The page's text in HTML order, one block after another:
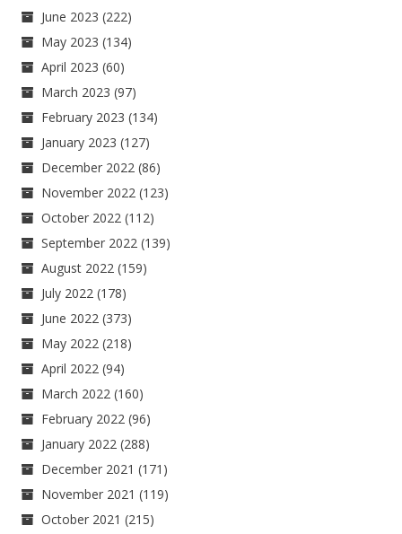
June 2023 (222)
May 2023 (134)
April 2023 (60)
March 2023 (97)
February 2023 (134)
January 2023 (127)
December 2022 (86)
November 2022 (123)
October 2022 (112)
September 2022 (139)
August 2022 (159)
July 2022 (178)
June 2022 (373)
May 2022 (218)
April 2022 (94)
March 2022 (160)
February 2022 (96)
January 2022 (288)
December 2021 (171)
November 2021 (119)
October 2021 (215)